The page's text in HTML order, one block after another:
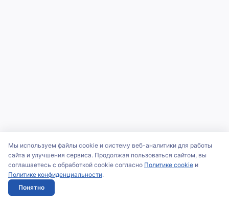
Мы используем файлы cookie и систему веб-аналитики для работы
сайта и улучшения сервиса. Продолжая пользоваться сайтом, вы
соглашаетесь с обработкой cookie согласно Политике cookie и
Политике конфиденциальности.
Понятно